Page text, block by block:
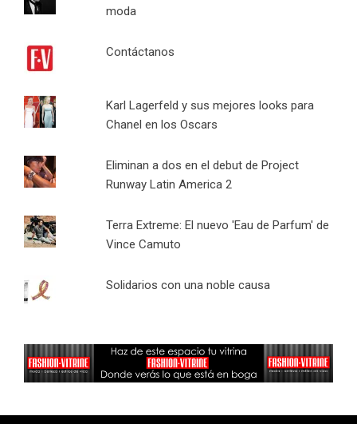
moda
Contáctanos
Karl Lagerfeld y sus mejores looks para
Chanel en los Oscars
Eliminan a dos en el debut de Project
Runway Latin America 2
Terra Extreme: El nuevo 'Eau de Parfum' de
Vince Camuto
Solidarios con una noble causa